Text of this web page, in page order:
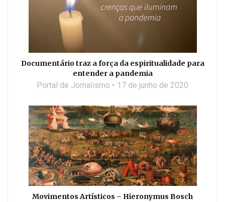
Documentário traz a força da espiritualidade para
entender a pandemia
Portal de Jornalismo 17 de junho de 2020
Movimentos Artísticos – Hieronymus Bosch